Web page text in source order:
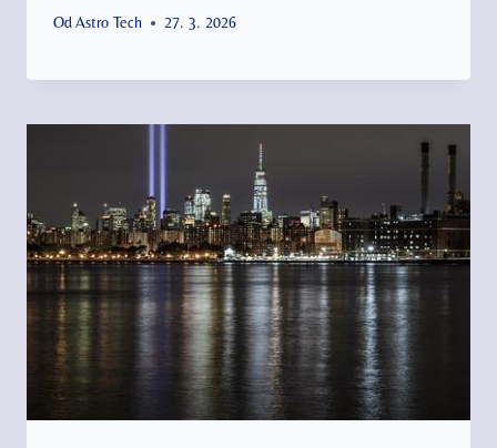
Od Astro Tech 27. 3. 2026